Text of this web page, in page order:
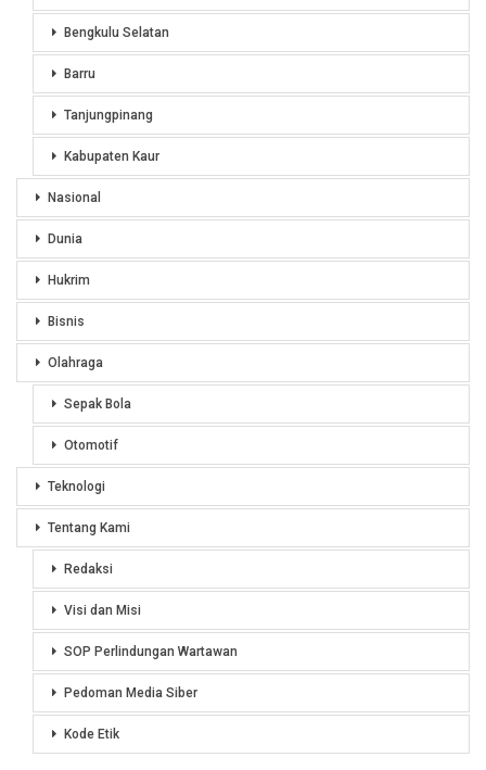
Bengkulu Selatan
Barru
Tanjungpinang
Kabupaten Kaur
Nasional
Dunia
Hukrim
Bisnis
Olahraga
Sepak Bola
Otomotif
Teknologi
Tentang Kami
Redaksi
Visi dan Misi
SOP Perlindungan Wartawan
Pedoman Media Siber
Kode Etik